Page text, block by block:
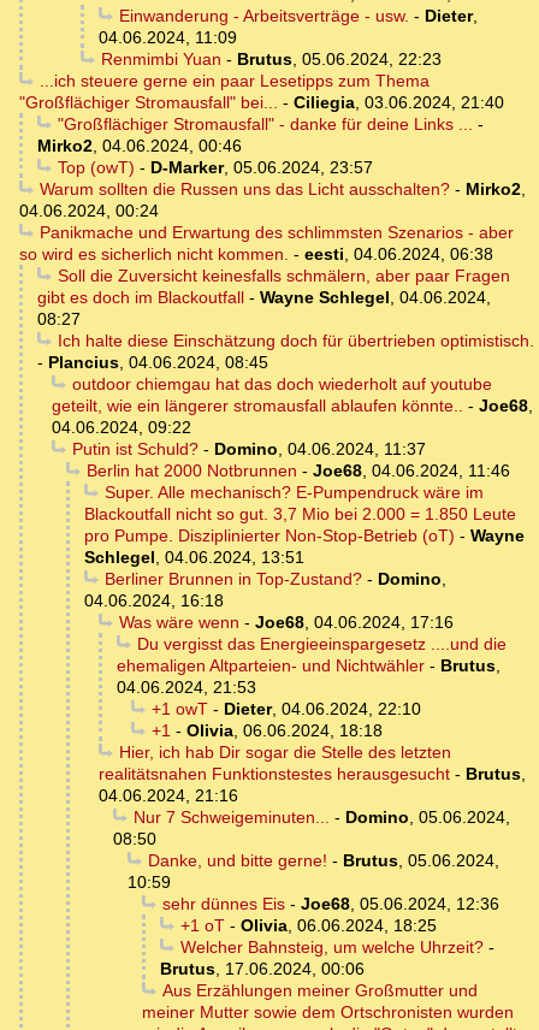
Einwanderung - Arbeitsverträge - usw. - Dieter,
04.06.2024, 11:09
Renmimbi Yuan - Brutus, 05.06.2024, 22:23
...ich steuere gerne ein paar Lesetipps zum Thema
"Großflächiger Stromausfall" bei... - Ciliegia, 03.06.2024, 21:40
"Großflächiger Stromausfall" - danke für deine Links ... -
Mirko2, 04.06.2024, 00:46
Top (owT) - D-Marker, 05.06.2024, 23:57
Warum sollten die Russen uns das Licht ausschalten?- Mirko2,
04.06.2024, 00:24
Panikmache und Erwartung des schlimmsten Szenarios - aber
so wird es sicherlich nicht kommen. - eesti, 04.06.2024, 06:38
Soll die Zuversicht keinesfalls schmälern, aber paar Fragen
gibt es doch im Blackoutfall - Wayne Schlegel, 04.06.2024,
08:27
Ich halte diese Einschätzung doch für übertrieben optimistisch.
- Plancius, 04.06.2024, 08:45
outdoor chiemgau hat das doch wiederholt auf youtube
geteilt, wie ein längerer stromausfall ablaufen könnte.. - Joe68,
04.06.2024, 09:22
Putin ist Schuld?- Domino, 04.06.2024, 11:37
Berlin hat 2000 Notbrunnen - Joe68, 04.06.2024, 11:46
Super. Alle mechanisch? E-Pumpendruck wäre im
Blackoutfall nicht so gut. 3,7 Mio bei 2.000 = 1.850 Leute
pro Pumpe. Disziplinierter Non-Stop-Betrieb (oT) - Wayne
Schlegel, 04.06.2024, 13:51
Berliner Brunnen in Top-Zustand?- Domino,
04.06.2024, 16:18
Was wäre wenn - Joe68, 04.06.2024, 17:16
Du vergisst das Energieeinspargesetz ....und die
ehemaligen Altparteien- und Nichtwähler - Brutus,
04.06.2024, 21:53
+1 owT- Dieter, 04.06.2024, 22:10
+1- Olivia, 06.06.2024, 18:18
Hier, ich hab Dir sogar die Stelle des letzten
realitätsnahen Funktionstestes herausgesucht - Brutus,
04.06.2024, 21:16
Nur 7 Schweigeminuten... - Domino, 05.06.2024,
08:50
Danke, und bitte gerne! - Brutus, 05.06.2024,
10:59
sehr dünnes Eis- Joe68, 05.06.2024, 12:36
+1 oT- Olivia, 06.06.2024, 18:25
Welcher Bahnsteig, um welche Uhrzeit?-
Brutus, 17.06.2024, 00:06
Aus Erzählungen meiner Großmutter und
meiner Mutter sowie dem Ortschronisten wurden